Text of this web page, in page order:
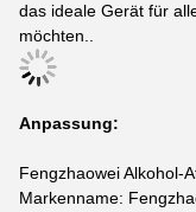
das ideale Gerät für
möchten..
Anpassung:
Fengzhaowei Alkohol-
Markenname: